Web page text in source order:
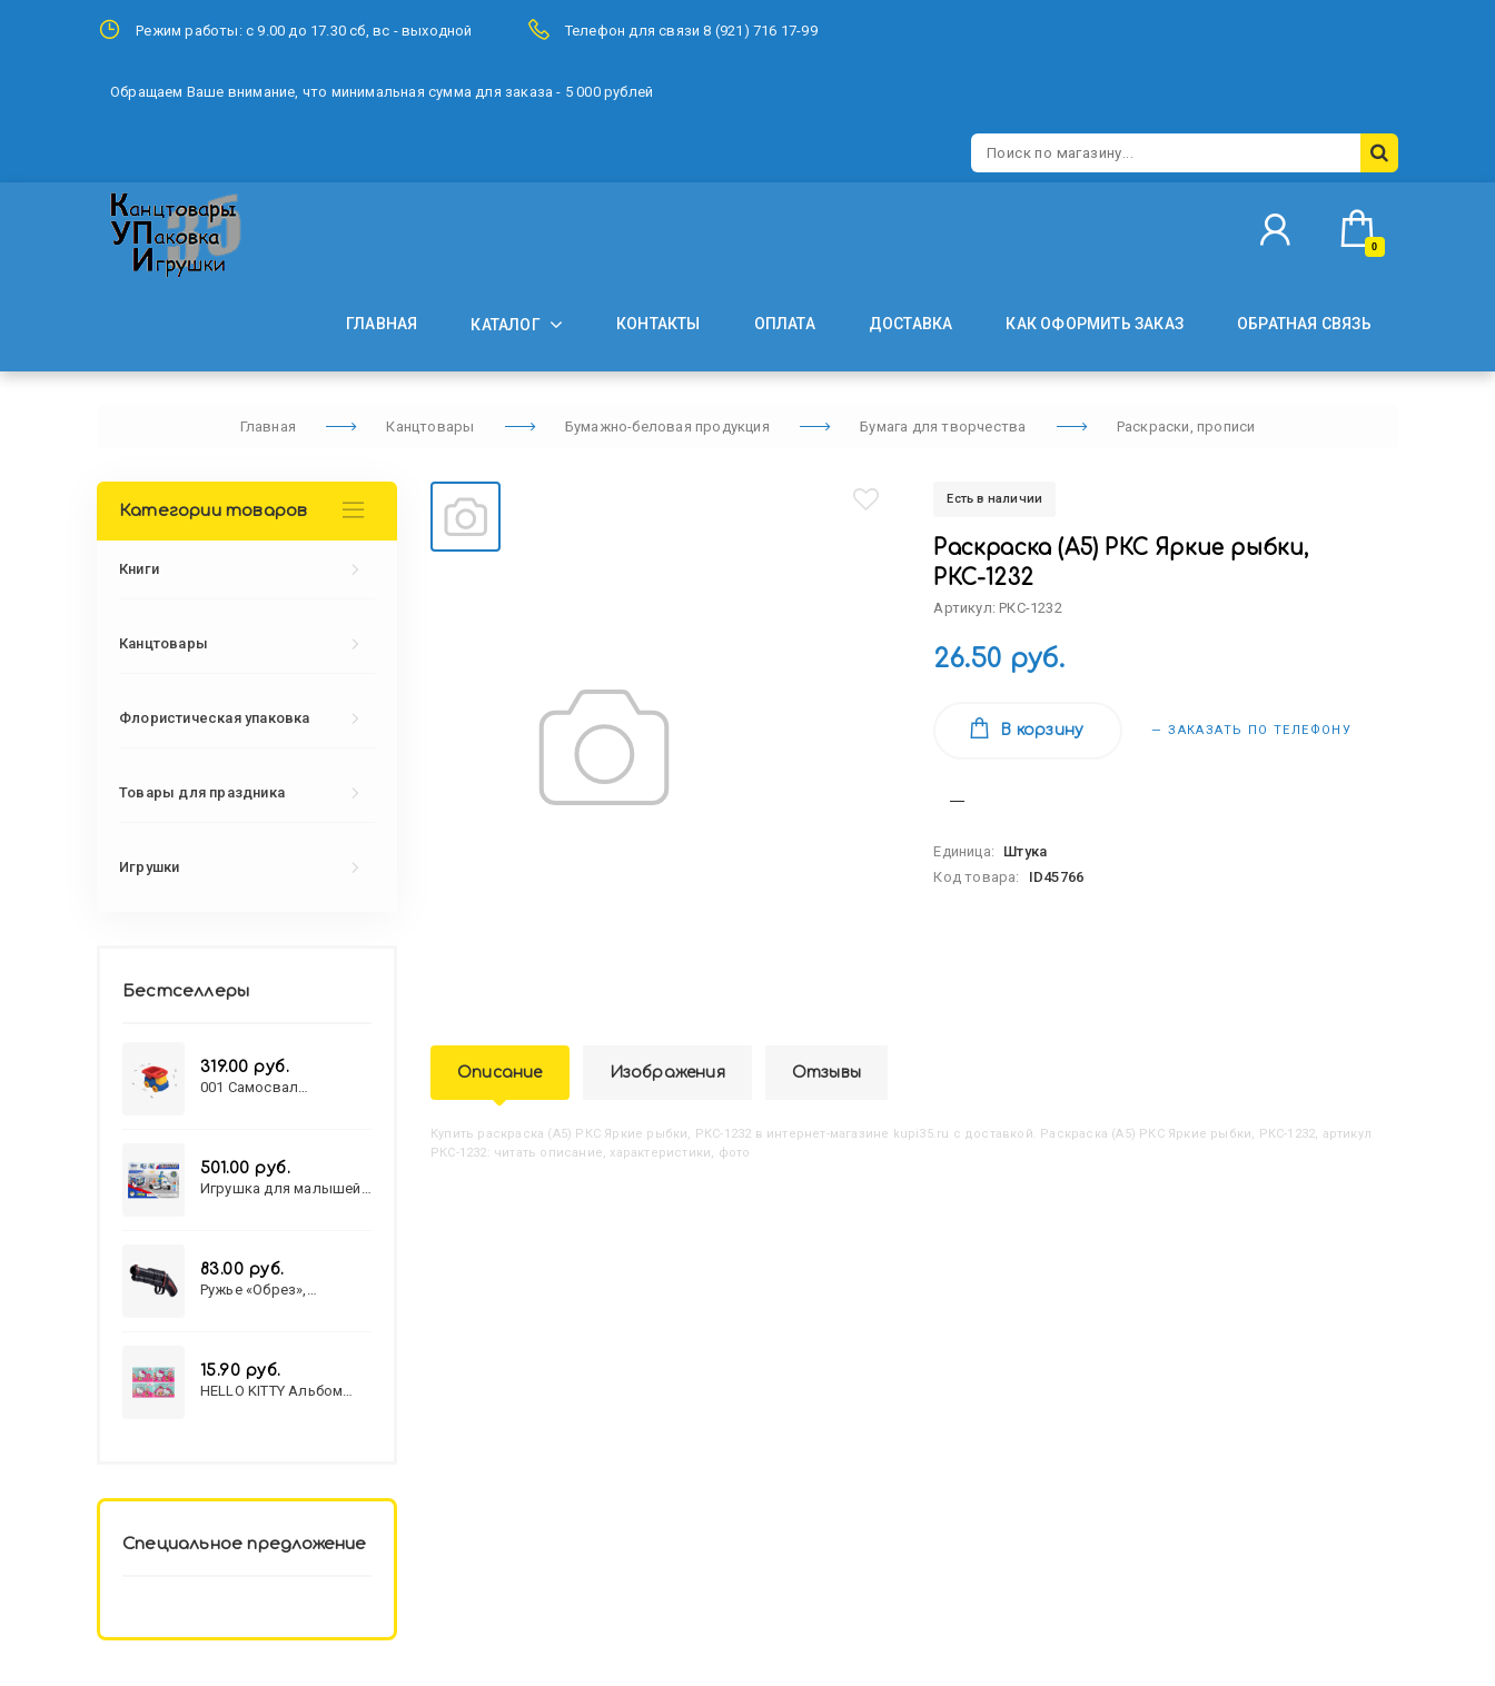
Режим работы: с 9.00 до 17.30 сб, вс - выходной Телефон для связи 8 (921) 716 17-99
Обращаем Ваше внимание, что минимальная сумма для заказа - 5 000 рублей
0
ГЛАВНАЯ КАТАЛОГ КОНТАКТЫ ОПЛАТА ДОСТАВКА КАК ОФОРМИТЬ ЗАКАЗ ОБРАТНАЯ СВЯЗЬ
Главная Канцтовары Бумажно-беловая продукция Бумага для творчества Раскраски, прописи
Есть в наличии
Раскраска (А5) РКС Яркие рыбки,
РКС-1232
Артикул: РКС-1232
26.50 руб.
В корзину — ЗАКАЗАТЬ ПО ТЕЛЕФОНУ
Единица:
Штука
Код товара:
ID45766
Описание Изображения Отзывы
Купить Раскраска (А5) РКС Яркие рыбки, РКС-1232 в интернет-магазине kupi35.ru с доставкой. Раскраска (А5) РКС Яркие рыбки, РКС-1232, артикул
РКС-1232: читать описание, характеристики, фото
Категории товаров
Книги
Канцтовары
Флористическая упаковка
Товары для праздника
Игрушки
Бестселлеры
319.00 руб.
001 Самосвал
501.00 руб.
Игрушка для малышей
83.00 руб.
Ружье «Обрез»,
15.90 руб.
HELLO KITTY Альбом
Специальное предложение